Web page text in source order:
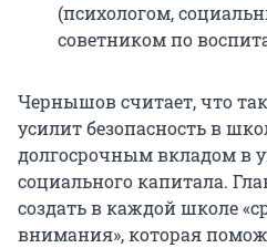
(психологом,
советником по
Чернышов считает, что
усилит безопасность в
долгосрочным вкладом в
социального капитала.
создать в каждой школе
внимания», которая